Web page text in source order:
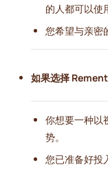
的人都可以使
您希望与亲密
如果选择
你想要一种以
势。
您已准备好投